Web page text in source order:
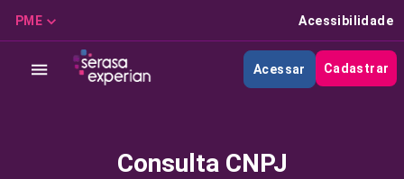
PME Acessibilidade
Acessar Cadastrar
Consulta CNPJ